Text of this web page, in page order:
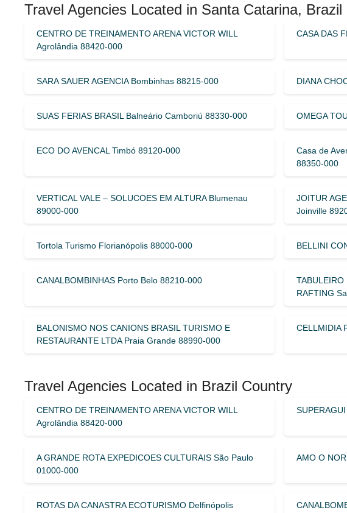
Travel Agencies Located in Santa Catarina,
CENTRO DE TREINAMENTO ARENA VICTOR WILL
Agrolândia 88420-000
CASA DAS
SARA SAUER AGENCIA Bombinhas 88215-000 DIANA
SUAS FERIAS BRASIL Balneário Camboriú 88330-000 OMEGA
ECO DO AVENCAL Timbó 89120-000
Casa de
88350-000
VERTICAL VALE – SOLUCOES EM ALTURA Blumenau
89000-000
JOITUR
Joinville
Tortola Turismo Florianópolis 88000-000 BELLINI
CANALBOMBINHAS Porto Belo 88210-000
TABULEIRO
RAFTING
BALONISMO NOS CANIONS BRASIL TURISMO E
RESTAURANTE LTDA Praia Grande 88990-000
CELLMIDIA
Travel Agencies Located in Brazil Country
CENTRO DE TREINAMENTO ARENA VICTOR WILL
Agrolândia 88420-000
A GRANDE ROTA EXPEDICOES CULTURAIS São Paulo
01000-000
AMO O
ROTAS DA CANASTRA ECOTURISMO Delfinópolis